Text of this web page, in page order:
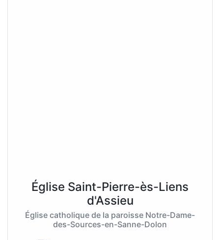
Église Saint-Pierre-ès-Liens
d'Assieu
Église catholique de la paroisse Notre-Dame-
des-Sources-en-Sanne-Dolon